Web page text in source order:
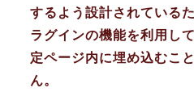
するよう設計されている
ラグインの機能を利用し
定ページ内に埋め込むこ
ん。